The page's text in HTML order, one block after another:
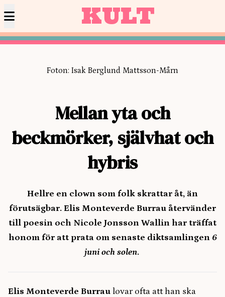
KULT
Foton: Isak Berglund Mattsson-Mårn
Mellan yta och
beckmörker, självhat och
hybris
Hellre en clown som folk skrattar åt, än
förutsägbar. Elis Monteverde Burrau återvänder
till poesin och Nicole Jonsson Wallin har träffat
honom för att prata om senaste diktsamlingen 6
juni och solen.
Elis Monteverde Burrau lovar ofta att han ska